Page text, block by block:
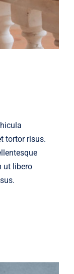
tortor risus.
ut libero